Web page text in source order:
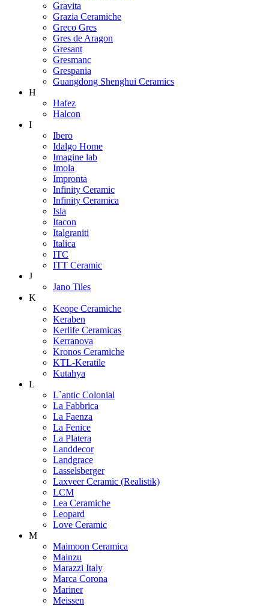
Gravita
Grazia Ceramiche
Greco Gres
Gres de Aragon
Gresant
Gresmanc
Grespania
Guangdong Shenghui Ceramics
H
Hafez
Halcon
I
Ibero
Idalgo Home
Imagine lab
Imola
Impronta
Infinity Ceramic
Infinity Ceramica
Isla
Itacon
Italgraniti
Italica
ITC
ITT Ceramic
J
Jano Tiles
K
Keope Ceramiche
Keraben
Kerlife Ceramicas
Kerranova
Kronos Ceramiche
KTL-Keratile
Kutahya
L
L`antic Colonial
La Fabbrica
La Faenza
La Fenice
La Platera
Landdecor
Landgrace
Lasselsberger
Laxveer Ceramic (Realistik)
LCM
Lea Ceramiche
Leopard
Love Ceramic
M
Maimoon Ceramica
Mainzu
Marazzi Italy
Marca Corona
Mariner
Meissen